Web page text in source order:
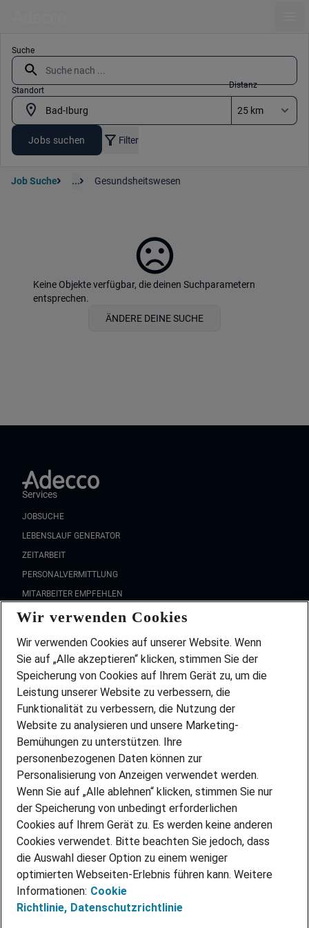
Suche
Standort
Distanz
Jobs suchen Filter
Job Suche ... Gesundsheitswesen
Keine Objekte verfügbar, die deinen Suchparametern
entsprechen.
ÄNDERE DEINE SUCHE
Services
JOBSUCHE
LEBENSLAUF GENERATOR
ZEITARBEIT
PERSONALVERMITTLUNG
MITARBEITER EMPFEHLEN
FAQ
Wir stellen ein!
DEINE BERUFSGRUPPE
DEINE LEBENSSITUATION
PARTNERSHIP WITH AIRBUS
INITIATIV BEWERBEN
ÜBER UNS
STANDORTE
BLOG
PRESSE
KONTAKT
@Adecco 2026
IMPRESSUM
DATENSCHUTZ
Wir verwenden Cookies
Wir verwenden Cookies auf unserer Website. Wenn
Sie auf „Alle akzeptieren“ klicken, stimmen Sie der
Speicherung von Cookies auf Ihrem Gerät zu, um die
Leistung unserer Website zu verbessern, die
Funktionalität zu verbessern, die Nutzung der
Website zu analysieren und unsere Marketing-
Bemühungen zu unterstützen. Ihre
personenbezogenen Daten können zur
Personalisierung von Anzeigen verwendet werden.
Wenn Sie auf „Alle ablehnen“ klicken, stimmen Sie nur
der Speicherung von unbedingt erforderlichen
Cookies auf Ihrem Gerät zu. Es werden keine anderen
Cookies verwendet. Bitte beachten Sie jedoch, dass
die Auswahl dieser Option zu einem weniger
optimierten Webseiten-Erlebnis führen kann. Weitere
Informationen: Cookie
Richtlinie, Datenschutzrichtlinie